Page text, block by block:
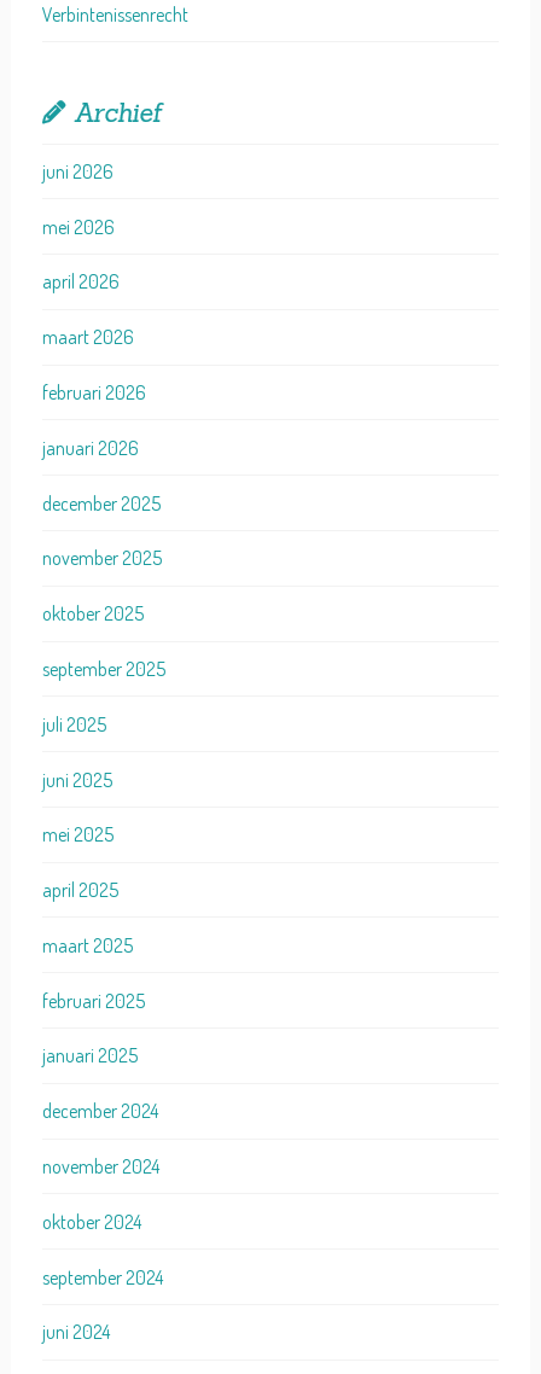
Verbintenissenrecht
Archief
juni 2026
mei 2026
april 2026
maart 2026
februari 2026
januari 2026
december 2025
november 2025
oktober 2025
september 2025
juli 2025
juni 2025
mei 2025
april 2025
maart 2025
februari 2025
januari 2025
december 2024
november 2024
oktober 2024
september 2024
juni 2024